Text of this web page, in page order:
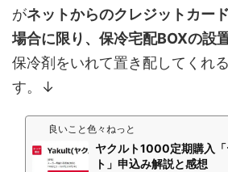
がネットからのクレジットカー
場合に限り、保冷宅配BOXの設
保冷剤をいれて置き配してくれ
す。↓
良いこと色々ねっと
ヤクルト1000定期購入
ト」申込み解説と感想